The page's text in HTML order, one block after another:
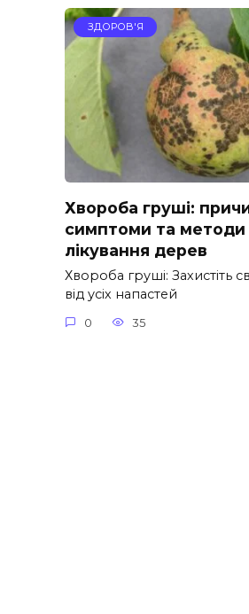
ЗДОРОВ'Я
Хвороба груші:
симптоми та методи
лікування дерев
Хвороба груші: Захистіть
від усіх напастей
0 35